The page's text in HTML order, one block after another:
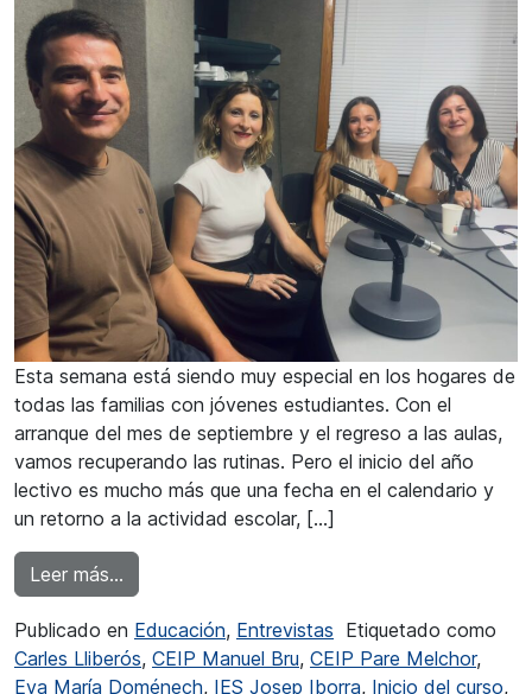
Esta semana está siendo muy especial en los hogares de
todas las familias con jóvenes estudiantes. Con el
arranque del mes de septiembre y el regreso a las aulas,
vamos recuperando las rutinas. Pero el inicio del año
lectivo es mucho más que una fecha en el calendario y
un retorno a la actividad escolar, […]
Leer más…
Publicado en Educación, Entrevistas Etiquetado como
Carles Lliberós, CEIP Manuel Bru, CEIP Pare Melchor,
Eva María Doménech, IES Josep Iborra, Inicio del curso,